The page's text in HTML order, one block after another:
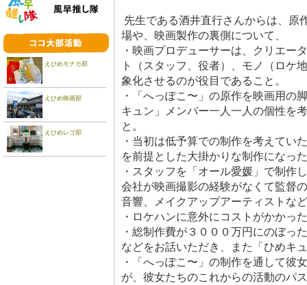
えひめモナカ部
えひめ映画部
えひめレゴ部
先生である酒井直行さんからは、原
場や、映画製作の裏側について、
・映画プロデューサーは、クリエー
ト（スタッフ、役者）、モノ（ロケ
象化させるのが役目であること。
・「へっぽこ〜」の原作を映画用の
キュン」メンバー一人一人の個性を
と。
・当初は低予算での制作を考えてい
を前提とした大掛かりな制作になっ
・スタッフを「オール愛媛」で制作
会社が映画撮影の経験がなくて監督
音響、メイクアップアーティストな
・ロケハンに意外にコストがかかっ
・総制作費が３０００万円にのぼ
などをお話いただき、また「ひめキ
・「へっぽこ〜」の制作を通して彼
が、彼女たちのこれからの活動のパ